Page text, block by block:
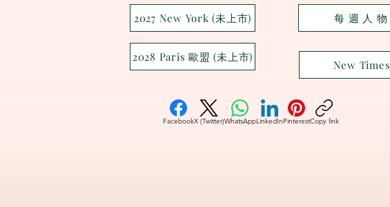
2027 New York (未上市)
2028 Paris 歐盟 (未上市)
每 週 人 物
New Times
FacebookX (Twitter)WhatsAppLinkedInPinterestCopy link